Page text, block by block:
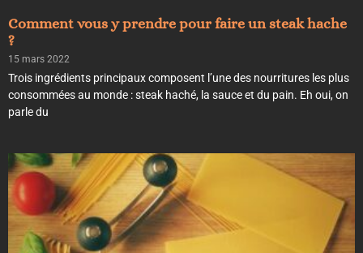
Comment vous y prendre pour faire un steak hache
?
15 mars 2022
Trois ingrédients principaux composent l’une des nourritures les plus
consommées au monde : steak haché, la sauce et du pain. Eh oui, on
parle du